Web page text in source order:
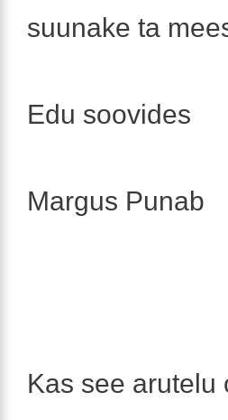
suunake ta
Edu soovides
Margus Punab
Kas see arutelu